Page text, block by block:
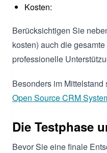
Kosten:
Berücksichtigen Sie
kosten) auch die
professionelle
Besonders im
Open Source CRM
Die Testphase
Bevor Sie eine finale